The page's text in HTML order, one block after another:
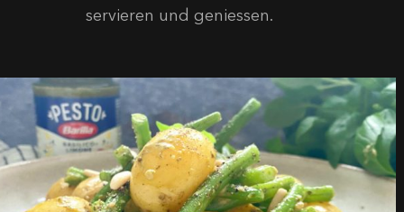
servieren und geniessen.